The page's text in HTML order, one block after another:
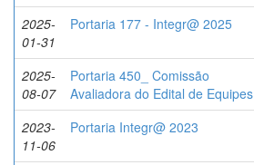
2025-
01-31
Portaria 177 - Integr@ 2025
2025-
08-07
Portaria 450_ Comissão
Avaliadora do Edital de Equipes
2023-
11-06
Portaria Integr@ 2023